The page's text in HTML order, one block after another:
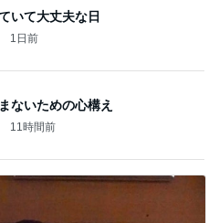
いて大丈夫な日
1日前
ないための心構え
11時間前